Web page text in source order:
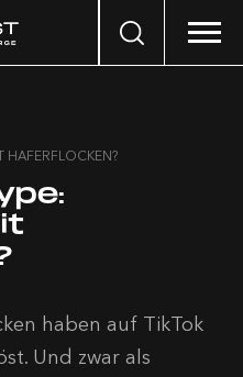
Search
HAFERFLOCKEN?
haben auf TikTok
Und zwar als